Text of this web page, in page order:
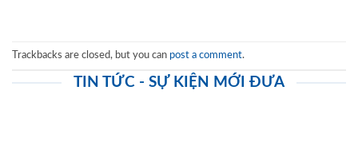
Trackbacks are closed, but you can post a comment.
TIN TỨC - SỰ KIỆN MỚI ĐƯA